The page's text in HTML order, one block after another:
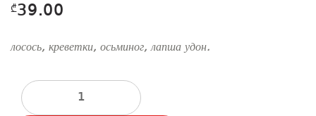
₾39.00
лосось, креветки, осьминог, лапша удон.
Количество